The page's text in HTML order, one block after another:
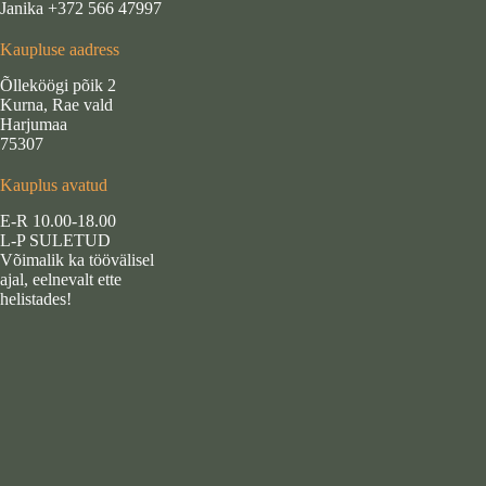
Janika +372 566 47997
Kaupluse aadress
Õlleköögi põik 2
Kurna, Rae vald
Harjumaa
75307
Kauplus avatud
E-R 10.00-18.00
L-P SULETUD
Võimalik ka töövälisel
ajal, eelnevalt ette
helistades!